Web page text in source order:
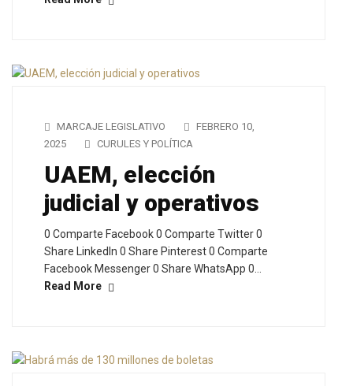
MARCAJE LEGISLATIVO
FEBRERO 10,
2025
CURULES Y POLÍTICA
UAEM, elección
judicial y operativos
0 Comparte Facebook 0 Comparte Twitter 0
Share LinkedIn 0 Share Pinterest 0 Comparte
Facebook Messenger 0 Share WhatsApp 0…
Read More